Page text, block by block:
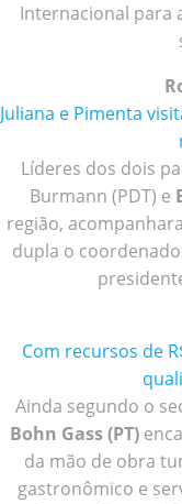
Internacional para
Juliana e Pimenta
Líderes dos dois
Burmann (PDT) e
região,
dupla o
Com recursos de
Ainda segundo o
Bohn Gass (PT)
da mão de obra
gastronômico e